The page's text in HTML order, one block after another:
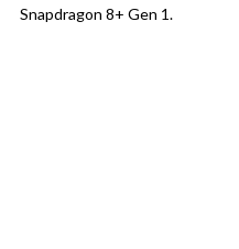
Snapdragon 8+ Gen 1.